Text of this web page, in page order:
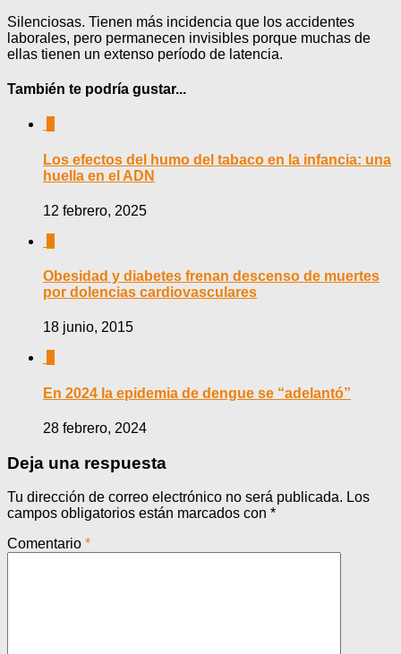
Silenciosas. Tienen más incidencia que los accidentes
laborales, pero permanecen invisibles porque muchas de
ellas tienen un extenso período de latencia.
También te podría gustar...
Los efectos del humo del tabaco en la infancia: una
huella en el ADN
12 febrero, 2025
Obesidad y diabetes frenan descenso de muertes
por dolencias cardiovasculares
18 junio, 2015
En 2024 la epidemia de dengue se “adelantó”
28 febrero, 2024
Deja una respuesta
Tu dirección de correo electrónico no será publicada. Los
campos obligatorios están marcados con *
Comentario *